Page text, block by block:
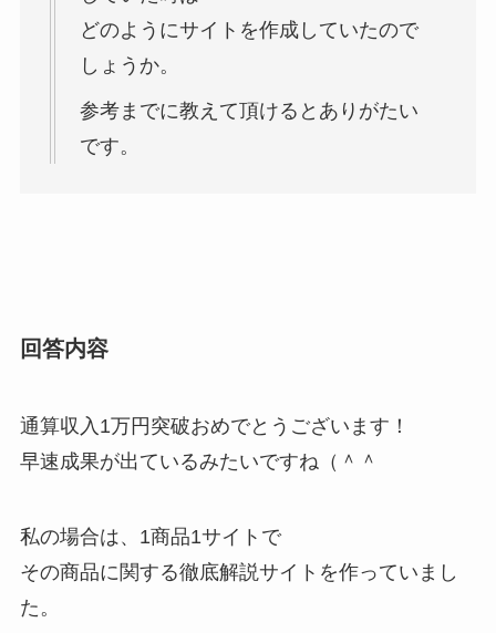
どのようにサイトを作成していたので
しょうか。
参考までに教えて頂けるとありがたい
です。
回答内容
通算収入1万円突破おめでとうございます！
早速成果が出ているみたいですね（＾＾
私の場合は、1商品1サイトで
その商品に関する徹底解説サイトを作っていまし
た。